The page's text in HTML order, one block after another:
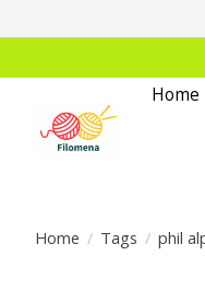
Home
Home / Tags / phil